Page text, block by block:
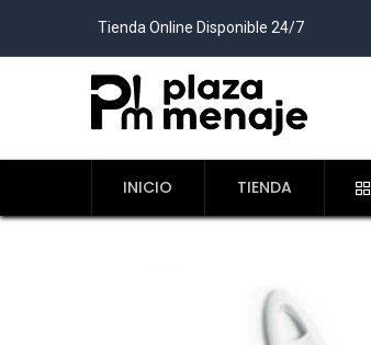
Tienda Online Disponible 24/7
INICIO TIENDA